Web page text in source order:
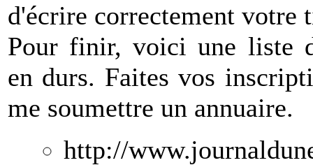
d'écrire correctement votre
Pour finir, voici une liste
en durs. Faites vos
me soumettre un annuaire.
http://